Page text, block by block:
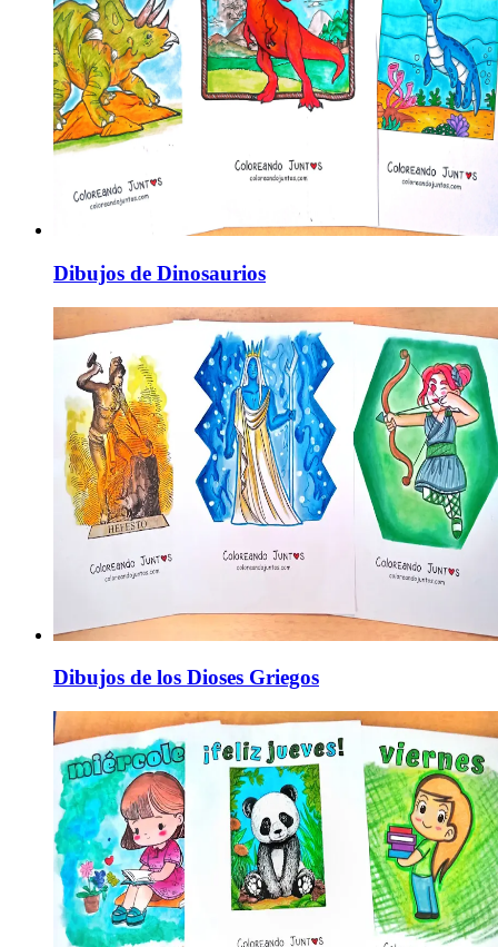
Dibujos de Dinosaurios
Dibujos de los Dioses Griegos